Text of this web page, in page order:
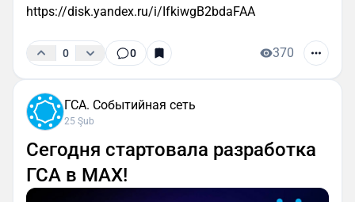
https://disk.yandex.ru/i/IfkiwgB2bdaFAA
0 0 370
ГСА. Событийная сеть
25 Şub
Сегодня стартовала разработка
ГСА в MAX!